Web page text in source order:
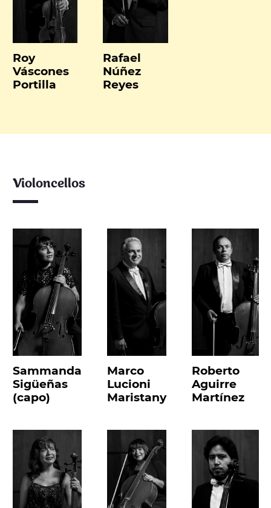
Roy
Váscones
Portilla
Rafael
Núñez
Reyes
Violoncellos
Sammanda
Sigüeñas
(capo)
Marco
Lucioni
Maristany
Roberto
Aguirre
Martínez